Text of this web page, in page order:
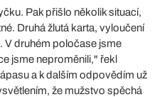
Pak přišlo několik situací,
Druhá žlutá karta, vyloučení
V druhém poločase jsme
jsme neproměnili," řekl
a k dalším odpovědím už
že mužstvo spěchá